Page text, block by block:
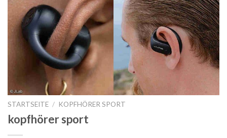
STARTSEITE / KOPFHÖRER SPORT
kopfhörer sport